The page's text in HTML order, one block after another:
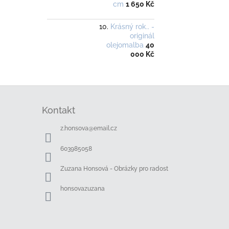
cm 1 650 Kč
Krásný rok.. -
originál
olejomalba 40
000 Kč
Kontakt
z.honsova@email.cz
603985058
Zuzana Honsová - Obrázky pro radost
honsovazuzana